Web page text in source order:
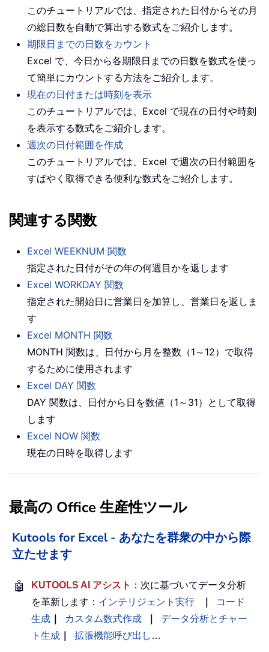
このチュートリアルでは、指定された日付からその月
の総日数を自動で算出する数式をご紹介します。
期限日までの日数をカウント
Excel で、今日から各期限日までの日数を数式を使っ
て簡単にカウントする方法をご紹介します。
現在の日付または時刻を表示
このチュートリアルでは、Excel で現在の日付や時刻
を表示する数式をご紹介します。
週次の日付範囲を作成
このチュートリアルでは、Excel で週次の日付範囲を
すばやく取得できる便利な数式をご紹介します。
関連する関数
Excel WEEKNUM 関数
指定された日付がその年の何週目かを返します
Excel WORKDAY 関数
指定された開始日に営業日を加算し、営業日を返しま
す
Excel MONTH 関数
MONTH 関数は、日付から月を整数（1～12）で取得
するために使用されます
Excel DAY 関数
DAY 関数は、日付から日を数値（1～31）として取得
します
Excel NOW 関数
現在の日時を取得します
最高の Office 生産性ツール
Kutools for Excel - あなたを群衆の中から際
立たせます
🤖 KUTOOLS AI アシスト ：次に基づいてデータ分析
を革新します： インテリジェント実行
コード
生成
カスタム数式作成
データ分析とチャー
ト生成
拡張機能呼び出し …